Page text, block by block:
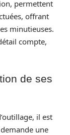
permettent
offrant
minutieuses.
compte,
de ses
il est
une